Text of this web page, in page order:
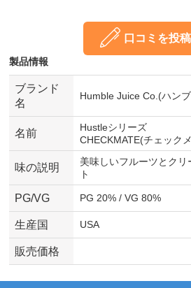
口コミを投
製品情報
ブランド
名
Humble Juice Co.(ハン
名前
Hustleシリーズ
CHECKMATE(チェック
味の説明
美味しいフルーツとク
ト
PG/VG PG 20% / VG 80%
生産国 USA
販売価格